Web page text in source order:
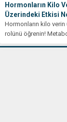
Hormonların Kilo
Üzerindeki Etkisi
Hormonların kilo
rolünü öğrenin!
hissi ve yağ kaybı